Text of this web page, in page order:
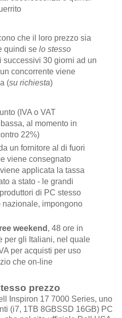
che il loro prezzo sia
quindi se lo stesso
successivi 30 giorni ad un
concorrente viene
(su richiesta)
(IVA o VAT
al momento in
22%)
un fornitore al di fuori
viene consegnato
applicata la tassa
a stato - le grandi
di PC stesso
impongono
weekend , 48 ore in
per gli Italiani, nel quale
per acquisti per uso
che on-line
prezzo
Inspiron 17 7000 Series, uno
(i7, 1TB 8GBSSD 16GB) PC